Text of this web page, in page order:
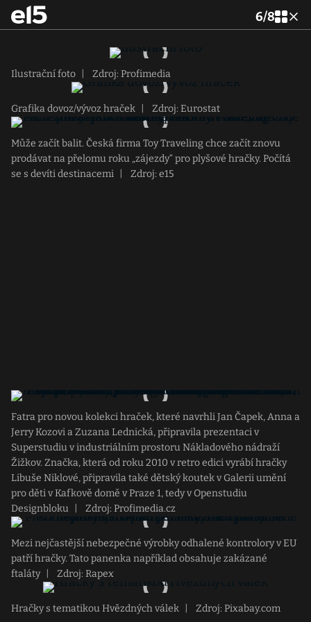
6/8
Ilustrační foto Zdroj: Profimedia
Grafika dovoz/vývoz hraček Zdroj: Eurostat
Může začít balit. Česká firma Toy Traveling chce začít znovu
prodávat na přelomu roku „zájezdy“ pro plyšové hračky. Počítá
se s devíti destinacemi
Zdroj: e15
Fatra pro novou kolekci hraček, které navrhli Jan Čapek, Anna a
Jerry Kozovi a Zuzana Lednická, připravila prezentaci v
Superstudiu v industriálním prostoru Nákladového nádraží
Žižkov. Značka, která od roku 2010 v retro edici vyrábí hračky
Libuše Niklové, připravila také dětský koutek v Galerii umění
pro děti v Kafkově domě v Praze 1, tedy v Openstudiu
Designbloku
Zdroj: Profimedia.cz
Mezi nejčastější nebezpečné výrobky odhalené kontrolory v EU
patří hračky. Tato panenka například obsahuje zakázané
ftaláty
Zdroj: Rapex
Hračky s tematikou Hvězdných válek Zdroj: Pixabay.com